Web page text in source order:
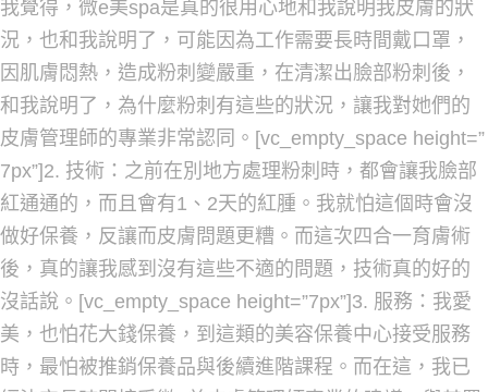
我覺得，微e美spa是真的很用心地和我說明我皮膚的狀
況，也和我說明了，可能因為工作需要長時間戴口罩，
因肌膚悶熱，造成粉刺變嚴重，在清潔出臉部粉刺後，
和我說明了，為什麼粉刺有這些的狀況，讓我對她們的
皮膚管理師的專業非常認同。[vc_empty_space height=”
7px”]2. 技術：之前在別地方處理粉刺時，都會讓我臉部
紅通通的，而且會有1、2天的紅腫。我就怕這個時會沒
做好保養，反讓而皮膚問題更糟。而這次四合一育膚術
後，真的讓我感到沒有這些不適的問題，技術真的好的
沒話說。[vc_empty_space height=”7px”]3. 服務：我愛
美，也怕花大錢保養，到這類的美容保養中心接受服務
時，最怕被推銷保養品與後續進階課程。而在這，我已